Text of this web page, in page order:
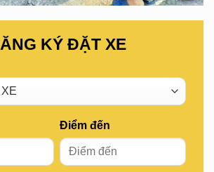
KÝ ĐẶT XE
Điểm đến